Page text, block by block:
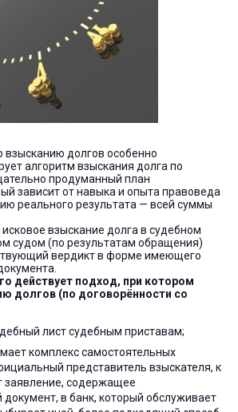
взысканию долгов особенно
алгоритм взыскания долга по
продуманный план
зависит от навыка и опыта правоведа
реального результата — всей суммы
исковое взыскание долга в судебном
судом (по результатам обращения)
вердикт в форме имеющего
действует подход, при котором
долгов (по договорённости со
лист судебным приставам;
комплекс самостоятельных
представитель взыскателя, к
заявление, содержащее
документ, в банк, который обслуживает